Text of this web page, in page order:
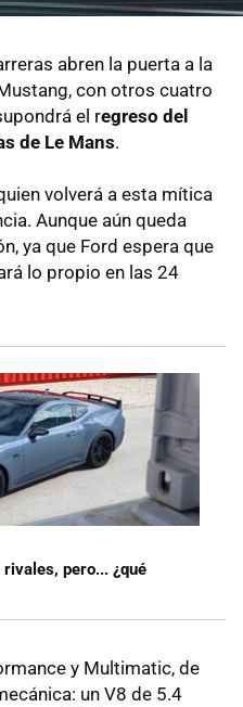
abren la puerta a la
con otros cuatro
el regreso del
de Le Mans.
volverá a esta mítica
Aunque aún queda
ya que Ford espera que
lo propio en las 24
pero... ¿qué
y Multimatic, de
un V8 de 5.4